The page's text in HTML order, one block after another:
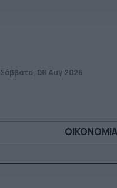
Σάββατο, 08 Αυγ 2026
ΟΙΚΟΝΟΜΙΑ